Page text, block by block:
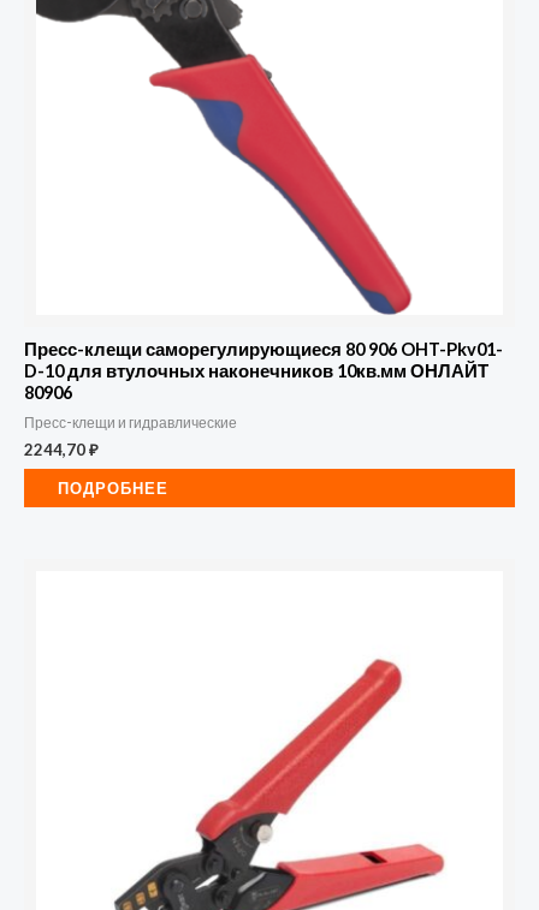
Пресс-клещи саморегулирующиеся 80 906 OHT-Pkv01-
D-10 для втулочных наконечников 10кв.мм ОНЛАЙТ
80906
Пресс-клещи и гидравлические
2244,70₽
ПОДРОБНЕЕ